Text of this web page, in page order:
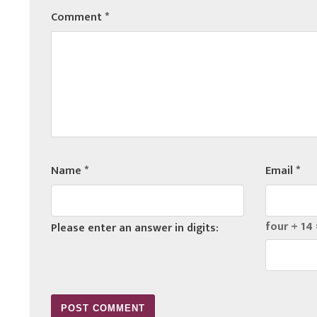
Comment*
Name* Email*
Please enter an answer in digits: four + 14